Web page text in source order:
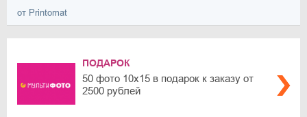
от Printomat
ПОДАРОК
50 фото 10х15 в подарок к заказу от
2500 рублей